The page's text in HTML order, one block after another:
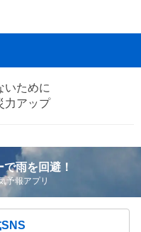
いために
力アップ
雨を回避！
報アプリ